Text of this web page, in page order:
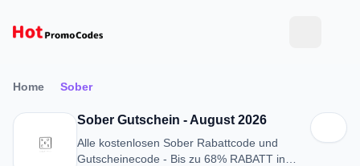
Home Sober
Sober Gutschein - August 2026
Alle kostenlosen Sober Rabattcode und
Gutscheinecode - Bis zu 68% RABATT in